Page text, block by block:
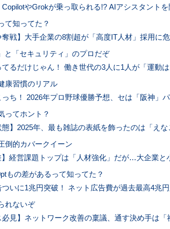
CopilotやGrokが乗っ取られる!? AIアシスタント
て知ってた？
奪戦】大手企業の8割超が「高度IT人材」採用に
と「セキュリティ」のプロだぞ
るだけじゃん！ 働き世代の3人に1人が「運動
康習慣のリアル
ち！ 2026年プロ野球優勝予想、セは「阪神」
ってホント？
態】2025年、最も雑誌の表紙を飾ったのは「え
倒的カバークイーン
】経営課題トップは「人材強化」だが…大企業と
もの差があるって知ってた？
いに1兆円突破！ ネット広告費が過去最高4兆
れないぞ
必見】ネットワーク改善の稟議、通す決め手は「